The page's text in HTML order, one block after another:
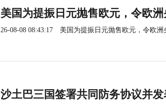
美国为提振日元抛售欧元，令欧
26-08-08 08:43:17 美国为提振日元抛售欧元，令欧洲
沙土巴三国签署共同防务协议并发